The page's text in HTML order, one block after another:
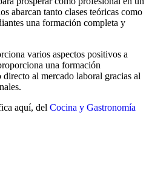
abarcan tanto clases teóricas como
una formación completa y
varios aspectos positivos a
una formación
al mercado laboral gracias al
aquí, del Cocina y Gastronomía